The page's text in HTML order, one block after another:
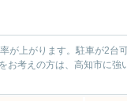
が上がります。駐車が2台
お考えの方は、高知市に強